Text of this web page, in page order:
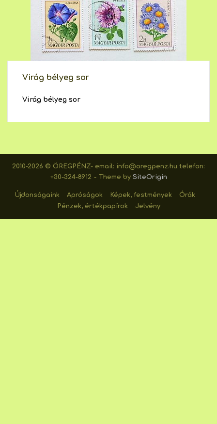
Virág bélyeg sor
Virág bélyeg sor
2010-2026 © ÖREGPÉNZ- email: info@oregpenz.hu telefon:
+30-324-8912
Theme by SiteOrigin
Újdonságaink Apróságok Képek, festmények
Órák
Pénzek, értékpapírok
Jelvény